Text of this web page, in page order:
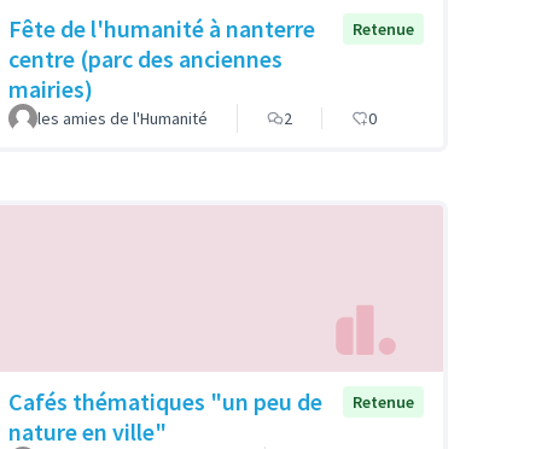
Fête de l'humanité à nanterre
centre (parc des anciennes
mairies)
Retenue
les amies de l'Humanité 2 0
Cafés thématiques "un peu de
nature en ville"
Retenue